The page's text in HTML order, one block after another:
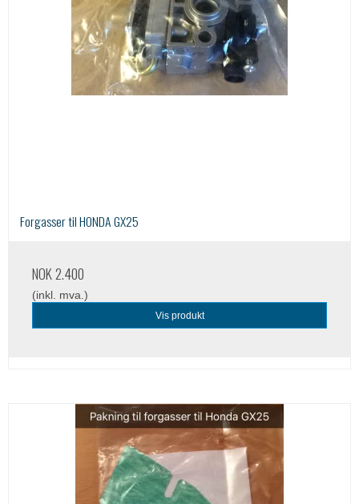
Forgasser til HONDA GX25
NOK 2.400
(inkl. mva.)
Vis produkt